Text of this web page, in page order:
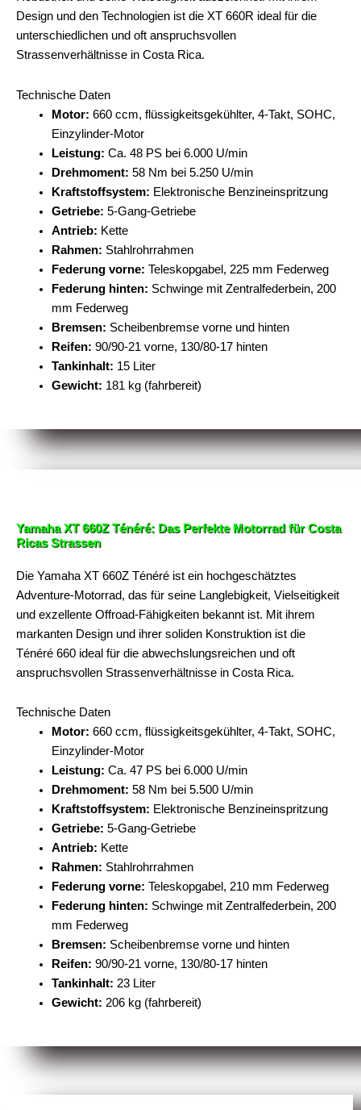
Design und den Technologien ist die XT 660R ideal für die
unterschiedlichen und oft anspruchsvollen
Strassenverhältnisse in Costa Rica.
Technische Daten
Motor: 660 ccm, flüssigkeitsgekühlter, 4-Takt, SOHC,
Einzylinder-Motor
Leistung: Ca. 48 PS bei 6.000 U/min
Drehmoment: 58 Nm bei 5.250 U/min
Kraftstoffsystem: Elektronische Benzineinspritzung
Getriebe: 5-Gang-Getriebe
Antrieb: Kette
Rahmen: Stahlrohrrahmen
Federung vorne: Teleskopgabel, 225 mm Federweg
Federung hinten: Schwinge mit Zentralfederbein, 200
mm Federweg
Bremsen: Scheibenbremse vorne und hinten
Reifen: 90/90-21 vorne, 130/80-17 hinten
Tankinhalt: 15 Liter
Gewicht: 181 kg (fahrbereit)
Yamaha XT 660Z Ténéré: Das Perfekte Motorrad für Costa
Ricas Strassen
Die Yamaha XT 660Z Ténéré ist ein hochgeschätztes
Adventure-Motorrad, das für seine Langlebigkeit, Vielseitigkeit
und exzellente Offroad-Fähigkeiten bekannt ist. Mit ihrem
markanten Design und ihrer soliden Konstruktion ist die
Ténéré 660 ideal für die abwechslungsreichen und oft
anspruchsvollen Strassenverhältnisse in Costa Rica.
Technische Daten
Motor: 660 ccm, flüssigkeitsgekühlter, 4-Takt, SOHC,
Einzylinder-Motor
Leistung: Ca. 47 PS bei 6.000 U/min
Drehmoment: 58 Nm bei 5.500 U/min
Kraftstoffsystem: Elektronische Benzineinspritzung
Getriebe: 5-Gang-Getriebe
Antrieb: Kette
Rahmen: Stahlrohrrahmen
Federung vorne: Teleskopgabel, 210 mm Federweg
Federung hinten: Schwinge mit Zentralfederbein, 200
mm Federweg
Bremsen: Scheibenbremse vorne und hinten
Reifen: 90/90-21 vorne, 130/80-17 hinten
Tankinhalt: 23 Liter
Gewicht: 206 kg (fahrbereit)